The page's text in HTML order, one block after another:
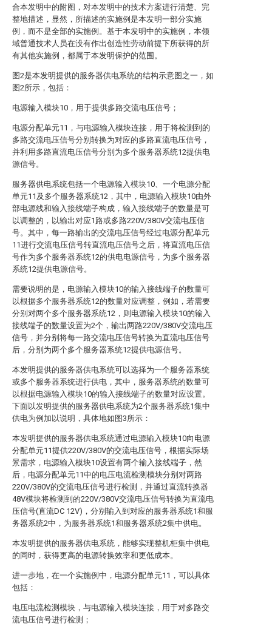
合本发明中的附图，对本发明中的技术方案进行清楚、完
整地描述，显然，所描述的实施例是本发明一部分实施
例，而不是全部的实施例。基于本发明中的实施例，本领
域普通技术人员在没有作出创造性劳动前提下所获得的所
有其他实施例，都属于本发明保护的范围。
图2是本发明提供的服务器供电系统的结构示意图之一，如
图2所示，包括：
电源输入模块10，用于提供多路交流电压信号；
电源分配单元11，与电源输入模块连接，用于将检测到的
多路交流电压信号分别转换为对应的多路直流电压信号，
并利用多路直流电压信号分别为多个服务器系统12提供电
源信号。
服务器供电系统包括一个电源输入模块10、一个电源分配
单元11及多个服务器系统12，其中，电源输入模块10由外
部电源线和输入接线端子构成，输入接线端子的数量是可
以调整的，以输出对应1路或多路220V/380V交流电压信
号。其中，每一路输出的交流电压信号经过电源分配单元
11进行交流电压信号转直流电压信号之后，将直流电压信
号作为多个服务器系统12的供电电源信号，为多个服务器
系统12提供电源信号。
需要说明的是，电源输入模块10的输入接线端子的数量可
以根据多个服务器系统12的数量对应调整，例如，若需要
分别对两个多个服务器系统12，则电源输入模块10的输入
接线端子的数量设置为2个，输出两路220V/380V交流电压
信号，并分别将每一路交流电压信号转换为直流电压信号
后，分别为两个多个服务器系统12提供电源信号。
本发明提供的服务器供电系统可以选择为一个服务器系统
或多个服务器系统进行供电，其中，服务器系统的数量可
以根据电源输入模块10的输入接线端子的数量对应设置。
下面以发明提供的服务器供电系统为2个服务器系统1集中
供电为例加以说明，具体地如图3所示：
本发明提供的服务器供电系统通过电源输入模块10向电源
分配单元11提供220V/380V的交流电压信号，根据实际场
景需求，电源输入模块10设置有两个输入接线端子，然
后，电源分配单元11中的电压电流检测模块分别对两路
220V/380V的交流电压信号进行检测，并通过直流转换器
48V模块将检测到的220V/380V交流电压信号转换为直流电
压信号(直流DC 12V)，分别输入到对应的服务器系统1和服
务器系统2中，为服务器系统1和服务器系统2集中供电。
本发明提供的服务器供电系统，能够实现整机柜集中供电
的同时，获得更高的电源转换效率和更低成本。
进一步地，在一个实施例中，电源分配单元11，可以具体
包括：
电压电流检测模块，与电源输入模块连接，用于对多路交
流电压信号进行检测；